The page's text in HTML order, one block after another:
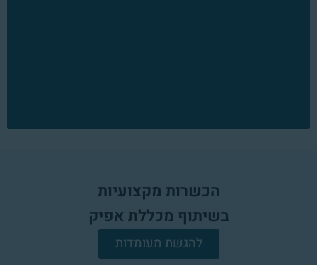
הכשרות מקצועיות
בשיתוף מכללת אפיק
להגשת מעומדות